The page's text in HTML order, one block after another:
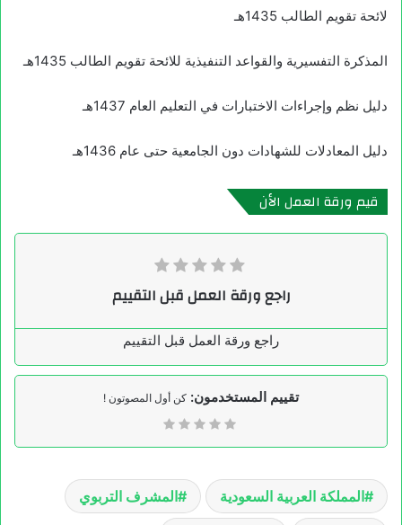
لائحة تقويم الطالب 1435هـ
المذكرة التفسيرية والقواعد التنفيذية للائحة تقويم الطالب 1435هـ
دليل نظم وإجراءات الاختبارات في التعليم العام 1437هـ
دليل المعادلات للشهادات دون الجامعية حتى عام 1436هـ
قيم ورقة العمل الأن
راجع ورقة العمل قبل التقييم
راجع ورقة العمل قبل التقييم
تقييم المستخدمون: كن أول المصوتون !
المملكة العربية السعودية المشرف التربوي